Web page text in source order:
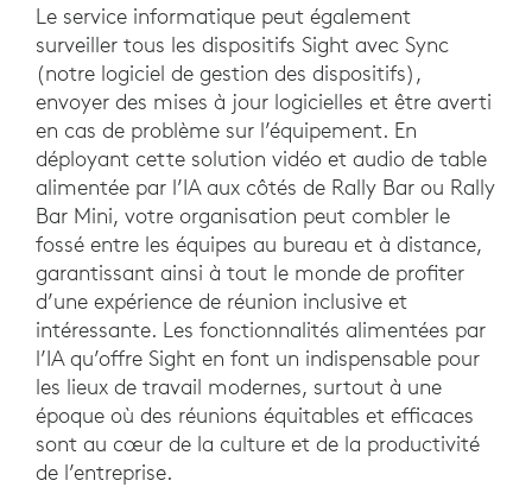
Le service informatique peut également
surveiller tous les dispositifs Sight avec Sync
(notre logiciel de gestion des dispositifs),
envoyer des mises à jour logicielles et être averti
en cas de problème sur l’équipement. En
déployant cette solution vidéo et audio de table
alimentée par l’IA aux côtés de Rally Bar ou Rally
Bar Mini, votre organisation peut combler le
fossé entre les équipes au bureau et à distance,
garantissant ainsi à tout le monde de profiter
d’une expérience de réunion inclusive et
intéressante. Les fonctionnalités alimentées par
l’IA qu’offre Sight en font un indispensable pour
les lieux de travail modernes, surtout à une
époque où des réunions équitables et efficaces
sont au cœur de la culture et de la productivité
de l’entreprise.